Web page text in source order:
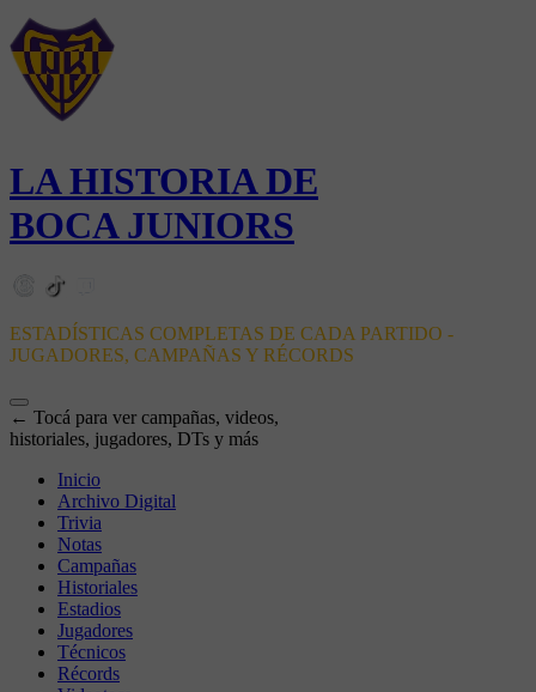
LA HISTORIA DE
BOCA JUNIORS
ESTADÍSTICAS COMPLETAS DE CADA PARTIDO -
JUGADORES, CAMPAÑAS Y RÉCORDS
← Tocá para ver campañas, videos,
historiales, jugadores, DTs y más
Inicio
Archivo Digital
Trivia
Notas
Campañas
Historiales
Estadios
Jugadores
Técnicos
Récords